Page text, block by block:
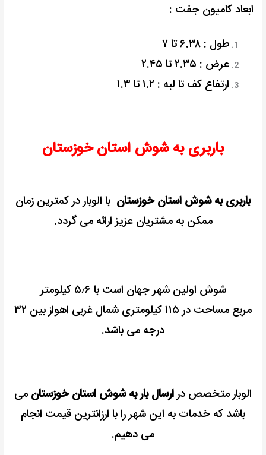
ابعاد کامیون جفت :
طول : ۶.۳۸ تا ۷
عرض : ۲.۳۵ تا ۲.۴۵
ارتفاع کف تا لبه : ۱.۲ تا ۱.۳
باربری به شوش استان خوزستان
باربری به شوش استان خوزستان با الوبار در کمترین زمان
ممکن به مشتریان عزیز ارائه می گردد.
شوش اولین شهر جهان است
با ۵٫۶ کیلومتر
مربع
مساحت در ۱۱۵ کیلومتری شمال غربی اهواز بین ۳۲
درجه می باشد.
الوبار متخصص درارسال بار به شوش استان خوزستان می
باشد که خدمات به این شهر را با ارزانترین قیمت انجام
می دهیم.